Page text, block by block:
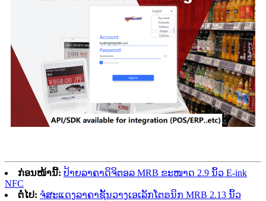
ກ່ອນໜ້ານີ້: ປ້າຍລາຄາດິຈິຕອລ MRB ຂະໜາດ 2.9 ນິ້ວ E-ink
NFC
ຕໍ່ໄປ: ຈໍສະແດງລາຄາຊັ້ນວາງເອເລັກໂຕຣນິກ MRB 2.13 ນິ້ວ